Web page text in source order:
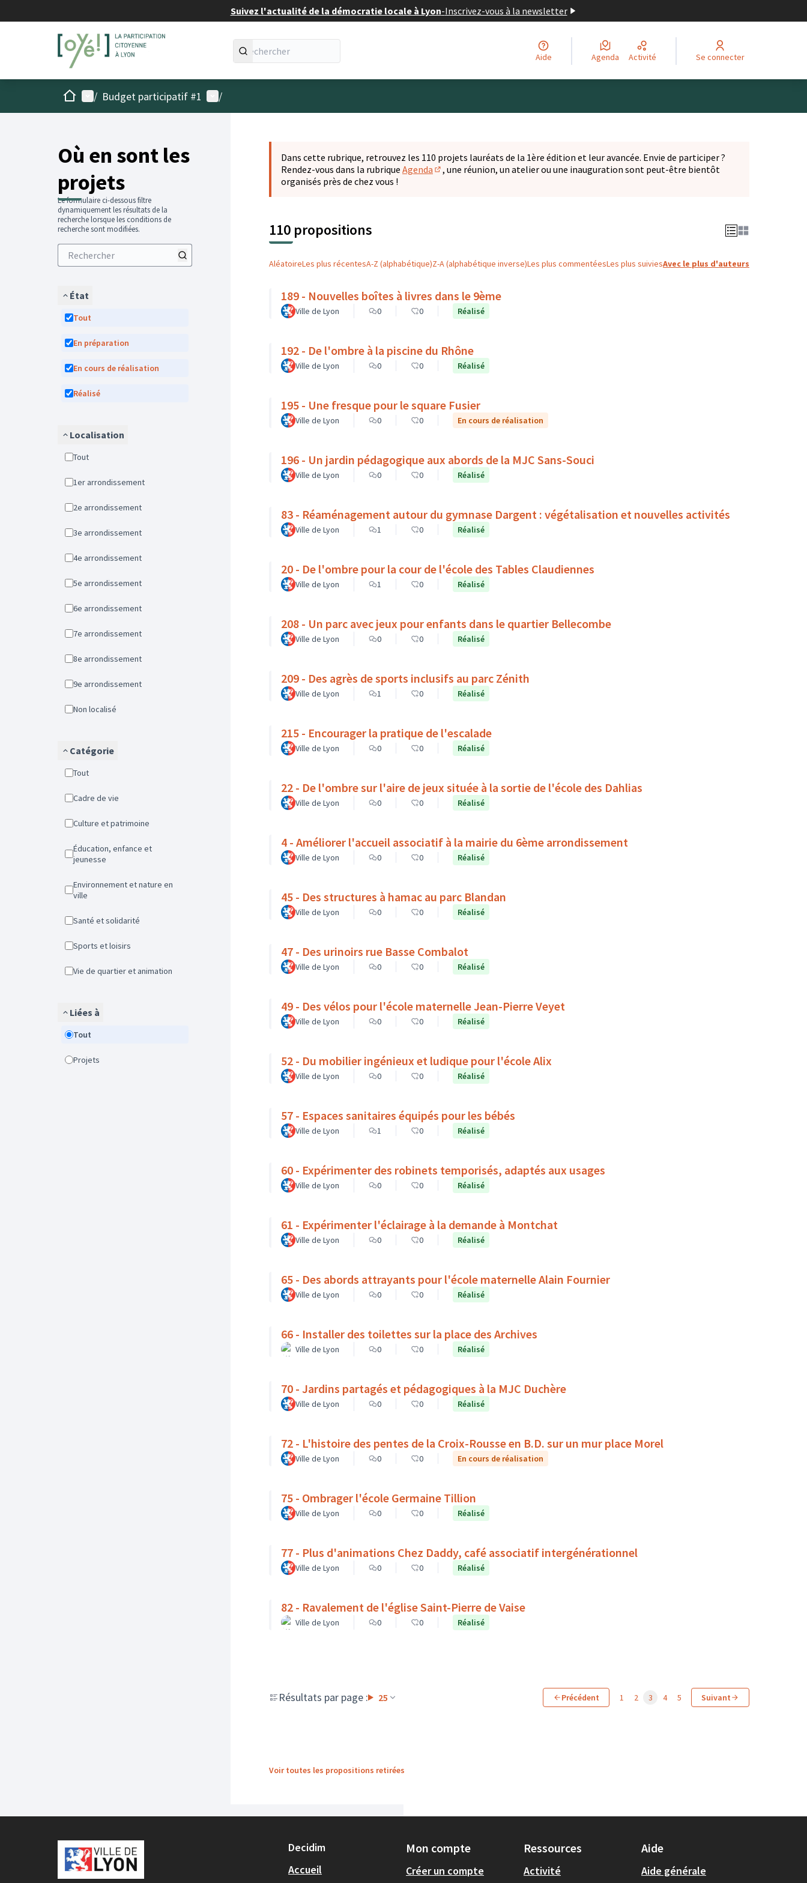
Suivez l'actualité de la démocratie locale à Lyon-Inscrivez-vous à la newsletter
Aide Agenda Activité Se connecter
AccueilMenu principal
/ Budget participatif #1 Menu utilisateur
/
Où en sont les
projets
Le formulaire ci-dessous filtre
dynamiquement les résultats de la
recherche lorsque les conditions de
recherche sont modifiées.
État
Tout
En préparation
En cours de réalisation
Réalisé
Localisation
Tout
1er arrondissement
2e arrondissement
3e arrondissement
4e arrondissement
5e arrondissement
6e arrondissement
7e arrondissement
8e arrondissement
9e arrondissement
Non localisé
Catégorie
Tout
Cadre de vie
Culture et patrimoine
Éducation, enfance et
jeunesse
Environnement et nature en
ville
Santé et solidarité
Sports et loisirs
Vie de quartier et animation
Liées à
Tout
Projets
Dans cette rubrique, retrouvez les 110 projets lauréats de la 1ère édition et leur avancée. Envie de participer ?
Rendez-vous dans la rubrique Agenda
(S'ouvre dans un nouvel onglet)
, une réunion, un atelier ou une inauguration sont peut-être bientôt
organisés près de chez vous !
110 propositions
AléatoireLes plus récentesA-Z (alphabétique)Z-A (alphabétique inverse)Les plus commentéesLes plus suiviesAvec le plus d'auteurs
189 - Nouvelles boîtes à livres dans le 9ème
Ville de Lyon 0 0 Réalisé
192 - De l'ombre à la piscine du Rhône
Ville de Lyon 0 0 Réalisé
195 - Une fresque pour le square Fusier
Ville de Lyon 0 0 En cours de réalisation
196 - Un jardin pédagogique aux abords de la MJC Sans-Souci
Ville de Lyon 0 0 Réalisé
83 - Réaménagement autour du gymnase Dargent : végétalisation et nouvelles activités
Ville de Lyon 1 0 Réalisé
20 - De l'ombre pour la cour de l'école des Tables Claudiennes
Ville de Lyon 1 0 Réalisé
208 - Un parc avec jeux pour enfants dans le quartier Bellecombe
Ville de Lyon 0 0 Réalisé
209 - Des agrès de sports inclusifs au parc Zénith
Ville de Lyon 1 0 Réalisé
215 - Encourager la pratique de l'escalade
Ville de Lyon 0 0 Réalisé
22 - De l'ombre sur l'aire de jeux située à la sortie de l'école des Dahlias
Ville de Lyon 0 0 Réalisé
4 - Améliorer l'accueil associatif à la mairie du 6ème arrondissement
Ville de Lyon 0 0 Réalisé
45 - Des structures à hamac au parc Blandan
Ville de Lyon 0 0 Réalisé
47 - Des urinoirs rue Basse Combalot
Ville de Lyon 0 0 Réalisé
49 - Des vélos pour l'école maternelle Jean-Pierre Veyet
Ville de Lyon 0 0 Réalisé
52 - Du mobilier ingénieux et ludique pour l'école Alix
Ville de Lyon 0 0 Réalisé
57 - Espaces sanitaires équipés pour les bébés
Ville de Lyon 1 0 Réalisé
60 - Expérimenter des robinets temporisés, adaptés aux usages
Ville de Lyon 0 0 Réalisé
61 - Expérimenter l'éclairage à la demande à Montchat
Ville de Lyon 0 0 Réalisé
65 - Des abords attrayants pour l'école maternelle Alain Fournier
Ville de Lyon 0 0 Réalisé
66 - Installer des toilettes sur la place des Archives
Ville de Lyon 0 0 Réalisé
70 - Jardins partagés et pédagogiques à la MJC Duchère
Ville de Lyon 0 0 Réalisé
72 - L'histoire des pentes de la Croix-Rousse en B.D. sur un mur place Morel
Ville de Lyon 0 0 En cours de réalisation
75 - Ombrager l'école Germaine Tillion
Ville de Lyon 0 0 Réalisé
77 - Plus d'animations Chez Daddy, café associatif intergénérationnel
Ville de Lyon 0 0 Réalisé
82 - Ravalement de l'église Saint-Pierre de Vaise
Ville de Lyon 0 0 Réalisé
Résultats par page : 25 Précédent 1 2 3 4 5 Suivant
Voir toutes les propositions retirées
Decidim
Accueil
Mon compte
Créer un compte
Ressources
Activité
Aide
Aide générale